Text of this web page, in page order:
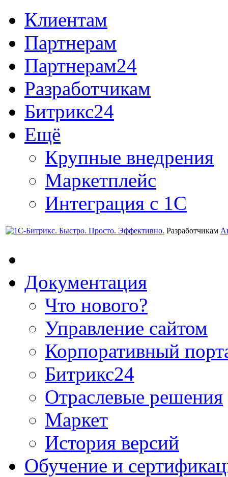
Клиентам
Партнерам
Партнерам24
Разработчикам
Битрикс24
Ещё
Крупные внедрения
Маркетплейс
Интеграция с 1С
Разработчикам
Документация
Что нового?
Управление сайтом
Корпоративный
Битрикс24
Отраслевые решения
Маркет
История версий
Обучение и